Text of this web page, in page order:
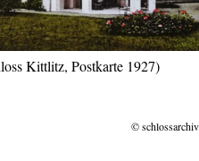
Kittlitz, Postkarte 1927)
©